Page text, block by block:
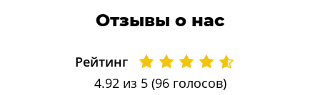
Отзывы о нас
Рейтинг
4.92из 5 (96 голосов)